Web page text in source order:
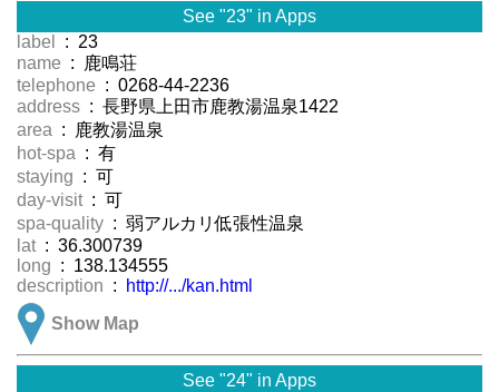
See "23" in Apps
label
: 23
name : 鹿鳴荘
telephone : 0268-44-2236
address : 長野県上田市鹿教湯温泉1422
area : 鹿教湯温泉
hot-spa : 有
staying : 可
day-visit : 可
spa-quality : 弱アルカリ低張性温泉
lat : 36.300739
long : 138.134555
description :
http://.../kan.html
Show Map
See "24" in Apps